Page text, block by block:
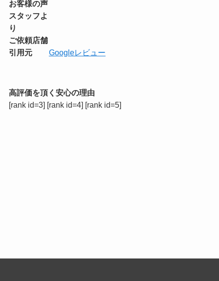
お客様の声
スタッフよ
り
ご依頼店舗
引用元
Googleレビュー
高評価を頂く安心の理由
[rank id=3] [rank id=4] [rank id=5]